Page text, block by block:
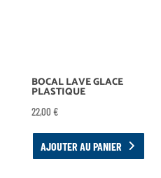
BOCAL LAVE GLACE
PLASTIQUE
22,00 €
AJOUTER AU PANIER